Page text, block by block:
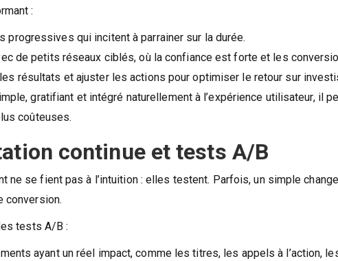
:
progressives qui incitent à parrainer sur la durée.
de petits réseaux ciblés, où la confiance est forte et les
résultats et ajuster les actions pour optimiser le retour sur
gratifiant et intégré naturellement à l’expérience utilisateur, il
coûteuses.
continue et tests A/B
ne se fient pas à l’intuition : elles testent. Parfois, un simple
conversion.
tests A/B :
ayant un réel impact, comme les titres, les appels à l’action,